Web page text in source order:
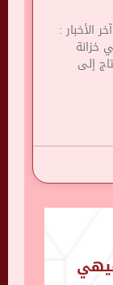
Instagram Twitter Snapchat Youtube آخر الأخبار :
خزانة
إلى